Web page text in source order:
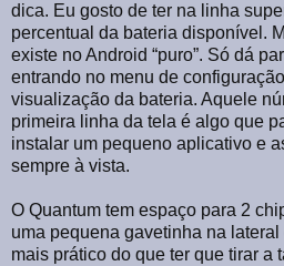
dica. Eu gosto de ter na linha
percentual da bateria disponível.
existe no Android “puro”. Só dá
entrando no menu de
visualização da bateria. Aquele
primeira linha da tela é algo que
instalar um pequeno aplicativo e
sempre à vista.
O Quantum tem espaço para 2
uma pequena gavetinha na
mais prático do que ter que tirar a